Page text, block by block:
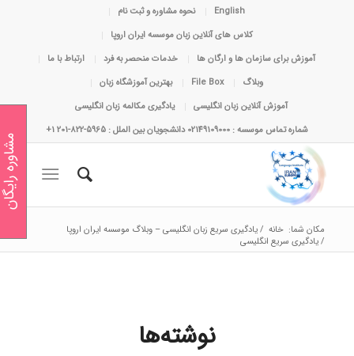
English
نحوه مشاوره و ثبت نام
کلاس های آنلاین زبان موسسه ایران اروپا
آموزش برای سازمان ها و ارگان ها
خدمات منحصر به فرد
ارتباط با ما
وبلاگ
File Box
بهترین آموزشگاه زبان
آموزش آنلاین زبان انگلیسی
یادگیری مکالمه زبان انگلیسی
شماره تماس موسسه : 02149109000 دانشجویان بین الملل : 5965-822-201 1+
مکان شما: خانه / یادگیری سریع زبان انگلیسی – وبلاگ موسسه ایران اروپا
/ یادگیری سریع انگلیسی
نوشته‌ها